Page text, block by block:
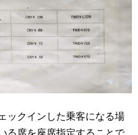
ックインした乗客になる場